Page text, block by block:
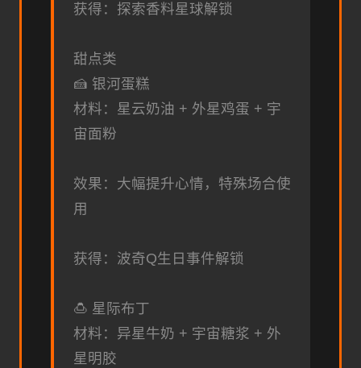
获得：探索香料星球解锁
甜点类
🍰 银河蛋糕
材料：星云奶油 + 外星鸡蛋 + 宇
宙面粉
效果：大幅提升心情，特殊场合使
用
获得：波奇Q生日事件解锁
🍮 星际布丁
材料：异星牛奶 + 宇宙糖浆 + 外
星明胶